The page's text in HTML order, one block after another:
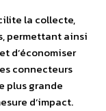
la collecte,
permettant ainsi
d’économiser
connecteurs
plus grande
d’impact.